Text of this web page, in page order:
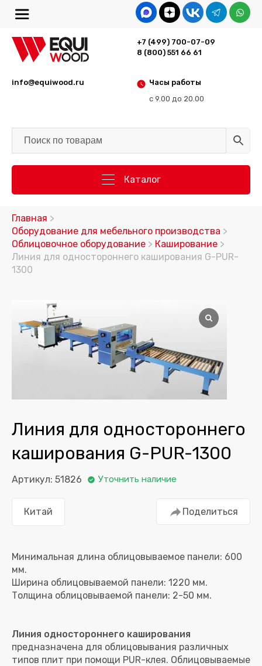
+7 (499) 700-07-09
8 (800) 551 66 61
Часы работы
с 9.00 до 20.00
info@equiwood.ru
Каталог
Главная >
Оборудование для мебельного производства >
Облицовочное оборудование > Каширование >
Линия для одностороннего каширования G-PUR-
1300
Линия для одностороннего
каширования G-PUR-1300
Артикул: 51826 Уточнить наличие
Китай Поделиться
Минимальная длина облицовываемое панели: 600
мм.
Ширина облицовываемой панели: 1220 мм.
Линия одностороннего каширования
предназначена для облицовывания различных
типов плит при помощи PUR-клея. Облицовываемые